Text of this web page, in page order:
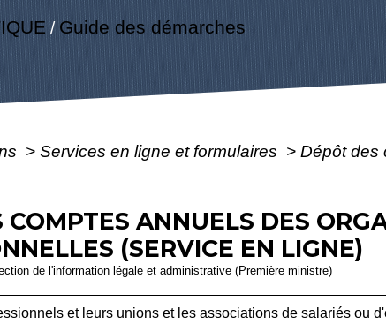
/ Guide des démarches
> Services en ligne et formulaires > Dépôt des
COMPTES ANNUELS DES
(SERVICE EN LIGNE)
de l'information légale et administrative (Première ministre)
et leurs unions et les associations de salariés ou